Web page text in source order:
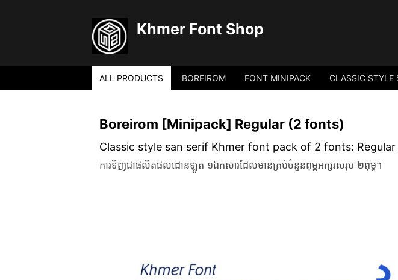
Khmer Font Shop
ALL PRODUCTS BOREIROM FONT MINIPACK CLASSIC STYLE
Boreirom [Minipack] Regular (2 fonts)
Classic style san serif Khmer font pack of 2 fonts:
ការទិញជាផលិតផលដោនឡូត ១ឯកសារដែលមានគ្រប់ចំនួនពុម្ពអក្សរសរុប ២ពុម្ព។